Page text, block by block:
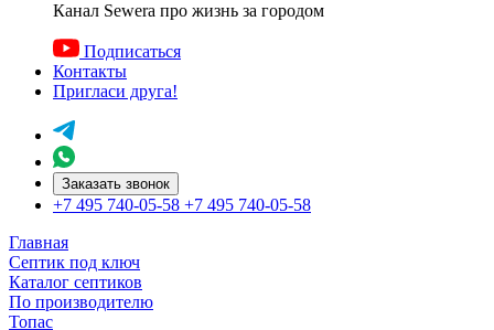
Канал Sewera про жизнь за городом
Подписаться
Контакты
Пригласи друга!
Заказать звонок
+7 495 740-05-58 +7 495 740-05-58
Главная
Септик под ключ
Каталог септиков
По производителю
Топас